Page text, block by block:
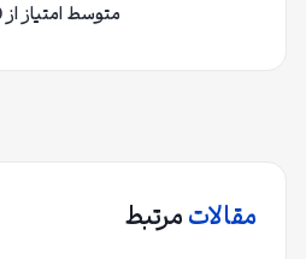
متوسط امتیاز از 0 کاربر
مقالاتمرتبط